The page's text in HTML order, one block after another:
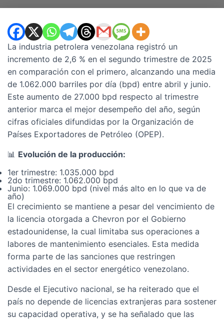
La industria petrolera venezolana registró un
incremento de 2,6 % en el segundo trimestre de 2025
en comparación con el primero, alcanzando una media
de 1.062.000 barriles por día (bpd) entre abril y junio.
Este aumento de 27.000 bpd respecto al trimestre
anterior marca el mejor desempeño del año, según
cifras oficiales difundidas por la Organización de
Países Exportadores de Petróleo (OPEP).
📊 Evolución de la producción:
1er trimestre: 1.035.000 bpd
2do trimestre: 1.062.000 bpd
Junio: 1.069.000 bpd (nivel más alto en lo que va de
año)
El crecimiento se mantiene a pesar del vencimiento de
la licencia otorgada a Chevron por el Gobierno
estadounidense, la cual limitaba sus operaciones a
labores de mantenimiento esenciales. Esta medida
forma parte de las sanciones que restringen
actividades en el sector energético venezolano.
Desde el Ejecutivo nacional, se ha reiterado que el
país no depende de licencias extranjeras para sostener
su capacidad operativa, y se ha señalado que las